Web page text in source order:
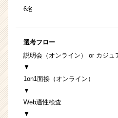
6名
選考フロー
説明会（オンライン） or カジュ
▼
1on1面接（オンライン）
▼
Web適性検査
▼